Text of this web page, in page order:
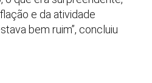
e da atividade
bem ruim”, concluiu